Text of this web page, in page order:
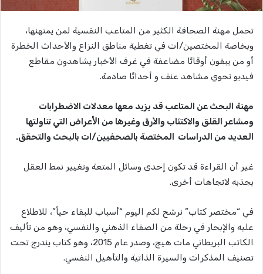
تحمل مهنة الصحافة الكثير من المتاعب النفسية لمن يمتهنها،
وبخاصة المختصين/ات في تغطية مناطق النزاع والأحداث الخطرة
أو من يبقون أوقاتًا مضاعفة في غرف الأخبار يشاهدون مقاطع
فيديو تحوي مشاهد عنف و أحداثًا صادمة.
مهنة البحث عن المتاعب قد يزيد معها معدلات الاضطرابات
ومشاعر القلق والاكتئاب والأرق وغيرها من اﻷعراض التي تناولتها
العديد من الدراسات المختصة بالصحفيين/ات بالبحث والتحقق.
غير أن القراءة قد تكون إحدى وسائل المتعة وتغيير نمط العقل
بجذبه لاتجاهات أخرى.
في “مختصر كتاب” نرشح لكم اليوم “أسباب للبقاء حياً”، للاطلاع
عليه والإبحار في رحلة من الصفاء الذهني والنفسي، وهو من تأليف
الكاتب البريطاني مات هيج، وصدر عام 2015، وهو كتاب يندرج تحت
تصنيف المذكرات والسيرة الذاتية والتأهيل النفسي.